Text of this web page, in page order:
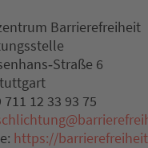
Barrierefreiheit
6
711 12 33 93 75
https://